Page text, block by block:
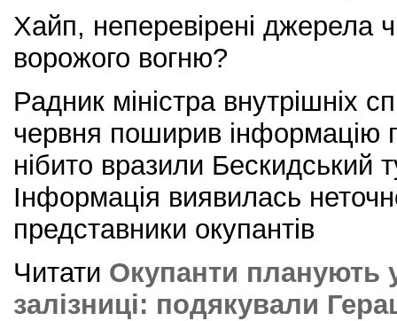
Хайп, неперевірені джерела
ворожого вогню?
Радник міністра внутрішніх
червня поширив інформацію
нібито вразили Бескидський
Інформація виявилась
представники окупантів
Читати Окупанти планують
залізниці: подякували